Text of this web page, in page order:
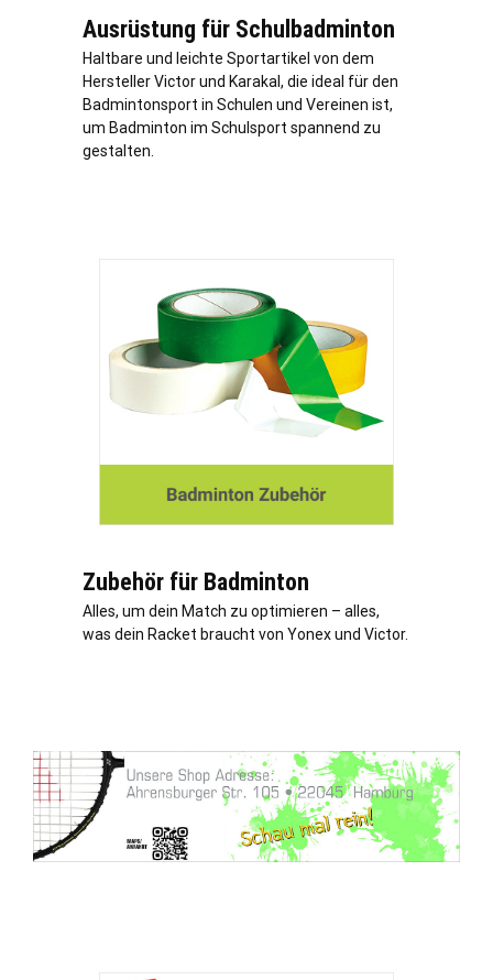
Ausrüstung für Schulbadminton
Haltbare und leichte Sportartikel von dem
Hersteller Victor und Karakal, die ideal für den
Badmintonsport in Schulen und Vereinen ist,
um Badminton im Schulsport spannend zu
gestalten.
Zubehör für Badminton
Alles, um dein Match zu optimieren – alles,
was dein Racket braucht von Yonex und Victor.